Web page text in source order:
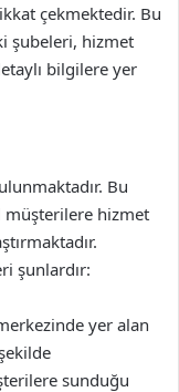
çekmektedir. Bu
şubeleri, hizmet
bilgilere yer
Bu
müşterilere hizmet
şunlardır:
yer alan
sunduğu